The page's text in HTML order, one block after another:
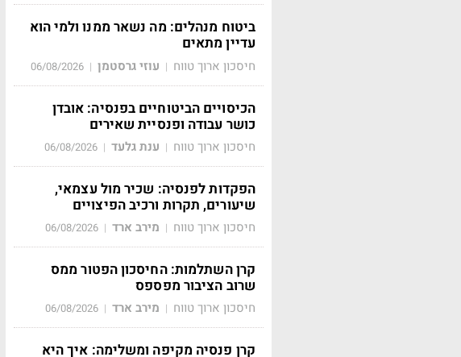
ביטוח מנהלים: מה נשאר ממנו ולמי הוא
עדיין מתאים
חיסכון ארוך טווח | עוזי גרסטמן |
06/08/2026
הכיסויים הביטוחיים בפנסיה: אובדן
כושר עבודה ופנסיית שאירים
חיסכון ארוך טווח | ענת גלעד |
06/08/2026
הפקדות לפנסיה: שכיר מול עצמאי,
שיעורים, תקרות ורכיב הפיצויים
חיסכון ארוך טווח | מירב ארד |
06/08/2026
קרן השתלמות: החיסכון הפטור ממס
שרוב הציבור מפספס
חיסכון ארוך טווח | מירב ארד |
06/08/2026
קרן פנסיה מקיפה ומשלימה: איך היא